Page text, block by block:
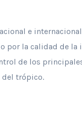
e
por la calidad de la
de los
del trópico.